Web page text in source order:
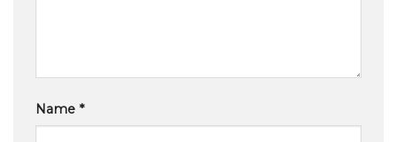
Name *